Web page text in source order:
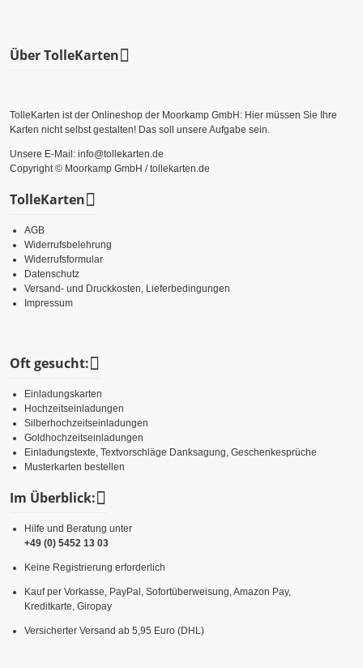
Über TolleKarten
TolleKarten ist der Onlineshop der Moorkamp GmbH: Hier müssen Sie Ihre
Karten nicht selbst gestalten! Das soll unsere Aufgabe sein.
Unsere E-Mail: info@tollekarten.de
Copyright © Moorkamp GmbH / tollekarten.de
TolleKarten
AGB
Widerrufsbelehrung
Widerrufsformular
Datenschutz
Versand- und Druckkosten, Lieferbedingungen
Impressum
Oft gesucht:
Einladungskarten
Hochzeitseinladungen
Silberhochzeitseinladungen
Goldhochzeitseinladungen
Einladungstexte, Textvorschläge Danksagung, Geschenkesprüche
Musterkarten bestellen
Im Überblick:
Hilfe und Beratung unter
+49 (0) 5452 13 03
Keine Registrierung erforderlich
Kauf per Vorkasse, PayPal, Sofortüberweisung, Amazon Pay,
Kreditkarte, Giropay
Versicherter Versand ab 5,95 Euro (DHL)